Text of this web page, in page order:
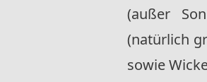
(außer
(natürlich
sowie